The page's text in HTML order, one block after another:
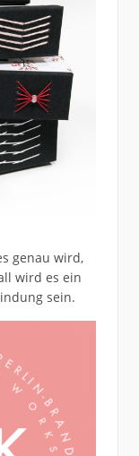
genau wird,
wird es ein
sein.